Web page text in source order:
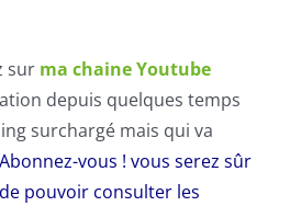
sur ma chaine Youtube
depuis quelques temps
surchargé mais qui va
Abonnez-vous ! vous serez sûr
pouvoir consulter les